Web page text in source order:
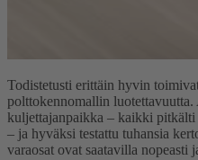
Todistetusti erittäin hyvin
polttokennomallin
kuljettajanpaikka – kaikki pitkälti
– ja hyväksi testattu tuhansia
varaosat ovat saatavilla nopeasti